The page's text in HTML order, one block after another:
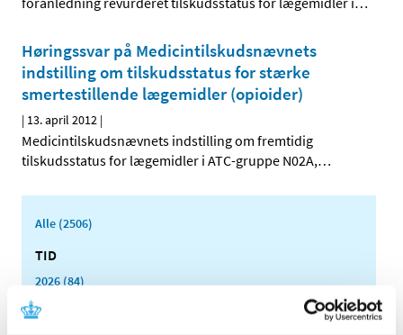
Høringssvar på Medicintilskudsnævnets
indstilling om tilskudsstatus for stærke
smertestillende lægemidler (opioider)
| 13. april 2012 |
Medicintilskudsnævnets indstilling om fremtidig
tilskudsstatus for lægemidler i ATC-gruppe N02A,…
Alle (2506)
TID
2026 (84)
2025 (158)
2024 (224)